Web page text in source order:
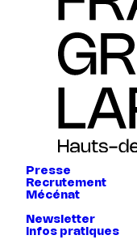
Presse
Recrutement
Mécénat
Newsletter
Infos pratiques